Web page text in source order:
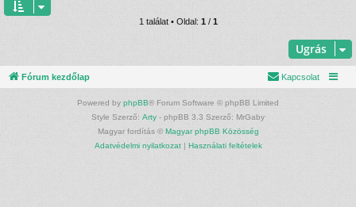
1 találat • Oldal: 1/ 1
Ugrás
Fórum kezdőlap Kapcsolat
Powered by phpBB® Forum Software © phpBB Limited
Style Szerző: Arty - phpBB 3.3 Szerző: MrGaby
Magyar fordítás © Magyar phpBB Közösség
Adatvédelmi nyilatkozat| Használati feltételek